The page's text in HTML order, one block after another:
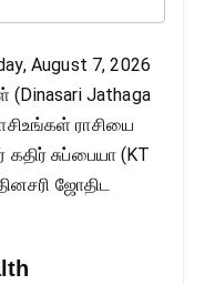
August 7, 2026
Jathaga
ராசியை
சுப்பையா (KT
ஜோதிட